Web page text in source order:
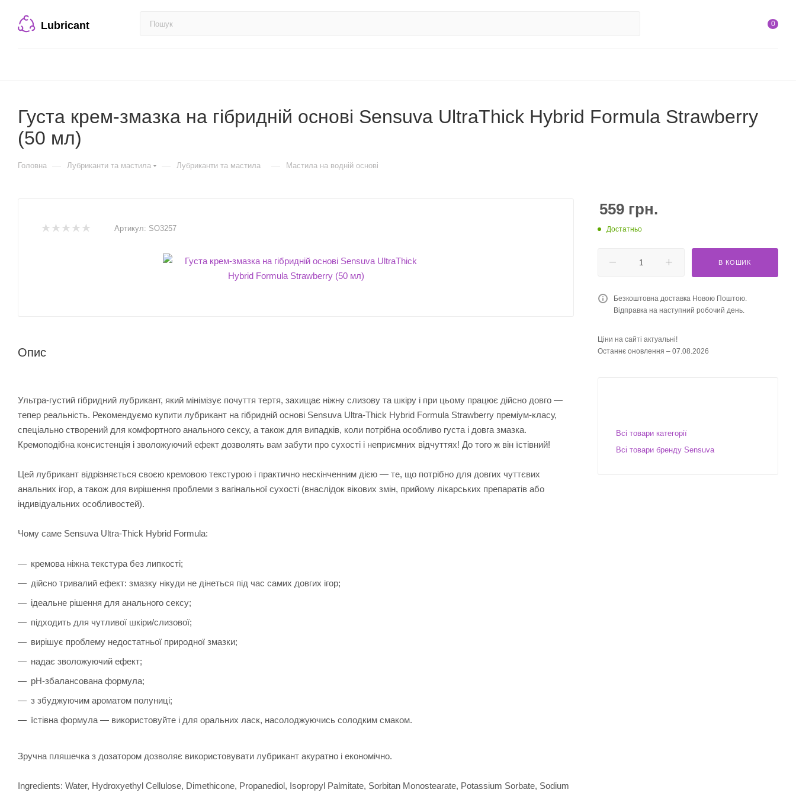
Lubricant 0
Густа крем-змазка на гібридній основі Sensuva UltraThick Hybrid Formula Strawberry
(50 мл)
Головна — Лубриканти та мастила — Лубриканти та мастила — Мастила на водній основі
Артикул: SO3257
Опис
Ультра-густий гібридний лубрикант, який мінімізує почуття тертя, захищає ніжну слизову та шкіру і при цьому працює дійсно довго —
тепер реальність. Рекомендуємо купити лубрикант на гібридній основі Sensuva Ultra-Thick Hybrid Formula Strawberry преміум-класу,
спеціально створений для комфортного анального сексу, а також для випадків, коли потрібна особливо густа і довга змазка.
Кремоподібна консистенція і зволожуючий ефект дозволять вам забути про сухості і неприємних відчуттях! До того ж він їстівний!
Цей лубрикант відрізняється своєю кремовою текстурою і практично нескінченним дією — те, що потрібно для довгих чуттєвих
анальних ігор, а також для вирішення проблеми з вагінальної сухості (внаслідок вікових змін, прийому лікарських препаратів або
індивідуальних особливостей).
Чому саме Sensuva Ultra-Thick Hybrid Formula:
кремова ніжна текстура без липкості;
дійсно тривалий ефект: змазку нікуди не дінеться під час самих довгих ігор;
ідеальне рішення для анального сексу;
підходить для чутливої шкіри/слизової;
вирішує проблему недостатньої природної змазки;
надає зволожуючий ефект;
pH-збалансована формула;
з збуджуючим ароматом полуниці;
їстівна формула — використовуйте і для оральних ласк, насолоджуючись солодким смаком.
Зручна пляшечка з дозатором дозволяє використовувати лубрикант акуратно і економічно.
Ingredients: Water, Hydroxyethyl Cellulose, Dimethicone, Propanediol, Isopropyl Palmitate, Sorbitan Monostearate, Potassium Sorbate, Sodium
559 грн.
Достатньо
В КОШИК
Безкоштовна доставка Новою Поштою.
Відправка на наступний робочий день.
Ціни на сайті актуальні!
Останнє оновлення – 07.08.2026
Всі товари категорії
Всі товари бренду Sensuva